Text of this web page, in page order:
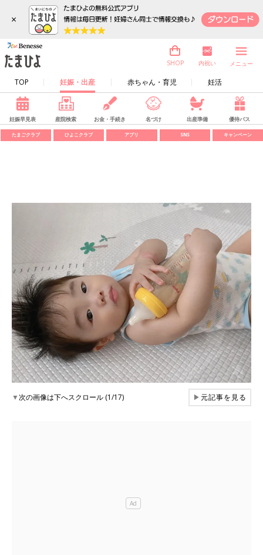
×
TOP 妊娠・出産 赤ちゃん・育児 妊活
SHOP 内祝い メニュー
妊娠早見表 産院検索 お金・手続き 名づけ 出産準備 優待パス
たまごクラブ ひよこクラブ アプリ SNS キャンペーン
▼次の画像は下へスクロール (1/17) ▶元記事を見る